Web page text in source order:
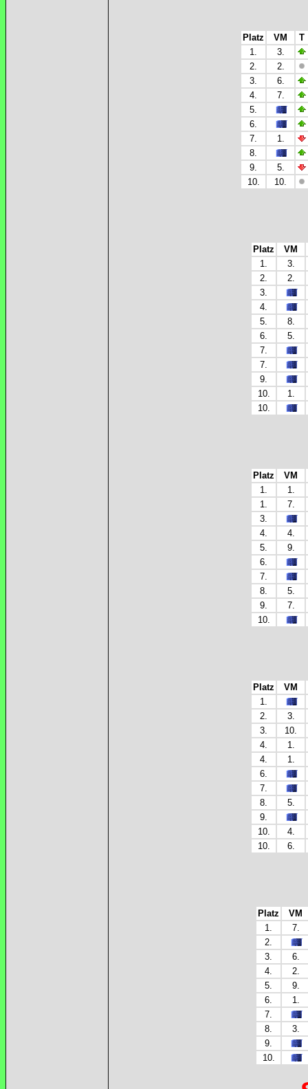
Platz VM
T
1.
3.
2.
2.
3.
6.
4.
7.
5.
6.
7.
1.
8.
9.
5.
10.
10.
Platz
VM
1.
3.
2.
2.
3.
4.
5.
8.
6.
5.
7.
7.
9.
10.
1.
10.
Platz
VM
1.
1.
1.
7.
3.
4.
4.
5.
9.
6.
7.
8.
5.
9.
7.
10.
Platz
VM
1.
2.
3.
3.
10.
4.
1.
4.
1.
6.
7.
8.
5.
9.
10.
4.
10.
6.
Platz
VM
1.
7.
2.
3.
6.
4.
2.
5.
9.
6.
1.
7.
8.
3.
9.
10.